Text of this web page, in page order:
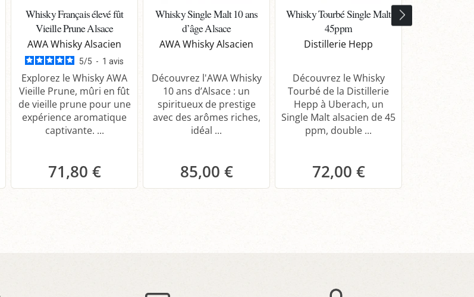
Whisky Français élevé fût
Vieille Prune Alsace
AWA Whisky Alsacien
5/5 - 1 avis
Explorez le Whisky AWA
Vieille Prune, mûri en fût
de vieille prune pour une
expérience aromatique
captivante. ...
71,80 €
Whisky Single Malt 10 ans
d’âge Alsace
AWA Whisky Alsacien
Découvrez l'AWA Whisky
10 ans d’Alsace : un
spiritueux de prestige
avec des arômes riches,
idéal ...
85,00 €
Whisky Tourbé Single Malt
45ppm
Distillerie Hepp
Découvrez le Whisky
Tourbé de la Distillerie
Hepp à Uberach, un
Single Malt alsacien de 45
ppm, double ...
72,00 €